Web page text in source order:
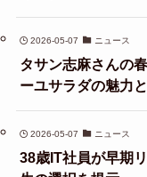
2026-05-07 ニュース
タサン志麻さんの
ーユサラダの魅力
2026-05-07 ニュース
38歳IT社員が早期